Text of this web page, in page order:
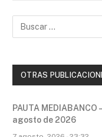
OTRAS
PAUTA MEDIABANCO
agosto de 2026